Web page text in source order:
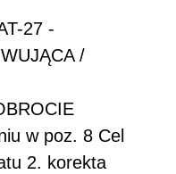
27 -
/
w poz. 8 Cel
2. korekta